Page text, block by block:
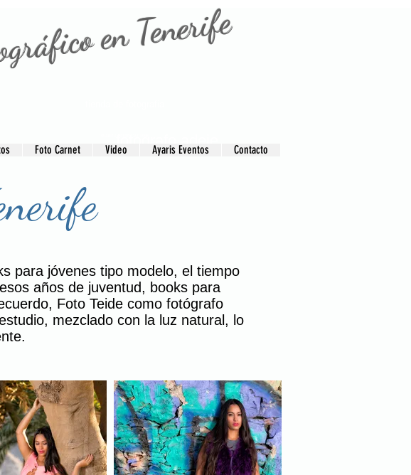
en Tenerife
fotografo tenerife
fotografo adeje
Foto Carnet Video Ayaris Eventos Contacto
para jóvenes tipo modelo, el tiempo
años de juventud, books para
Foto Teide como fotógrafo
mezclado con la luz natural, lo